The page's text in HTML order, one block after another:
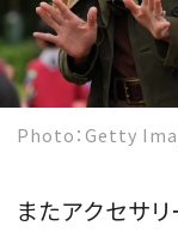
Photo：Getty
またアクセサリ